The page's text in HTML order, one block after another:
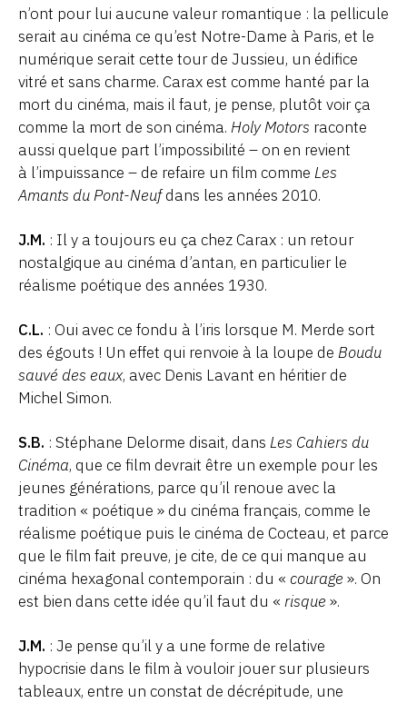
n’ont pour lui aucune valeur romantique : la pellicule
serait au cinéma ce qu’est Notre-Dame à Paris, et le
numérique serait cette tour de Jussieu, un édifice
vitré et sans charme. Carax est comme hanté par la
mort du cinéma, mais il faut, je pense, plutôt voir ça
comme la mort de son cinéma. Holy Motors raconte
aussi quelque part l’impossibilité – on en revient
à l’impuissance – de refaire un film comme Les
Amants du Pont-Neufdans les années 2010.
J.M. : Il y a toujours eu ça chez Carax : un retour
nostalgique au cinéma d’antan, en particulier le
réalisme poétique des années 1930.
C.L. : Oui avec ce fondu à l’iris lorsque M. Merde sort
des égouts ! Un effet qui renvoie à la loupe de Boudu
sauvé des eaux, avec Denis Lavant en héritier de
Michel Simon.
S.B. : Stéphane Delorme disait, dans Les Cahiers du
Cinéma, que ce film devrait être un exemple pour les
jeunes générations, parce qu’il renoue avec la
tradition « poétique » du cinéma français, comme le
réalisme poétique puis le cinéma de Cocteau, et parce
que le film fait preuve, je cite, de ce qui manque au
cinéma hexagonal contemporain : du « courage ». On
est bien dans cette idée qu’il faut du « risque ».
J.M. : Je pense qu’il y a une forme de relative
hypocrisie dans le film à vouloir jouer sur plusieurs
tableaux, entre un constat de décrépitude, une